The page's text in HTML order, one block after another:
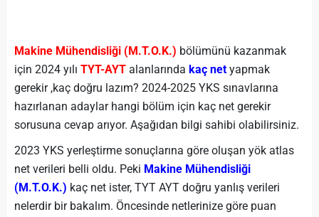
Makine Mühendisliği (M.T.O.K.) bölümünü kazanmak
için 2024 yılı TYT-AYT alanlarında kaç net yapmak
gerekir ,kaç doğru lazım? 2024-2025 YKS sınavlarına
hazırlanan adaylar hangi bölüm için kaç net gerekir
sorusuna cevap arıyor. Aşağıdan bilgi sahibi olabilirsiniz.
2023 YKS yerleştirme sonuçlarına göre oluşan yök atlas
net verileri belli oldu. Peki Makine Mühendisliği
(M.T.O.K.) kaç net ister, TYT AYT doğru yanlış verileri
nelerdir bir bakalım. Öncesinde netlerinize göre puan